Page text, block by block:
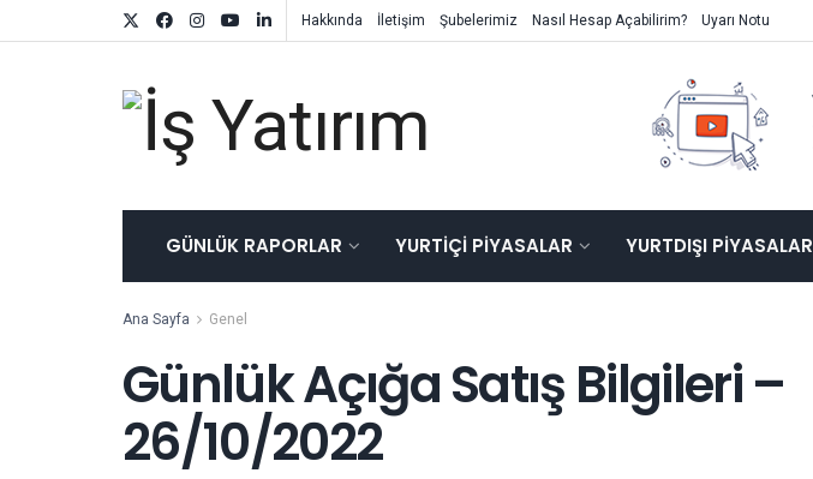
Hakkında İletişim Şubelerimiz Nasıl Hesap Açabilirim? Uyarı Notu
GÜNLÜK RAPORLAR YURTIÇI PIYASALAR YURTDIŞI PIYASALAR
Ana Sayfa Genel
Günlük Açığa Satış Bilgileri –
26/10/2022